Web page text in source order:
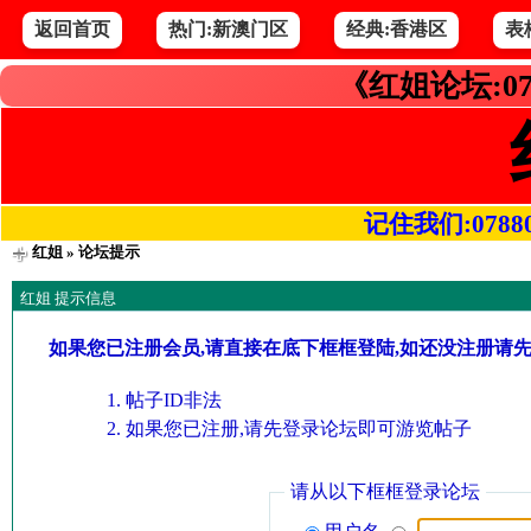
返回首页 热门:新澳门区 经典:香港区 表
《红姐论坛
记住我们
红姐» 论坛提示
红姐 提示信息
如果您已注册会员,请直接在底下框框登陆,如还没注册请
帖子ID非法
如果您已注册,请先登录论坛即可游览帖子
请从以下框框登录论坛